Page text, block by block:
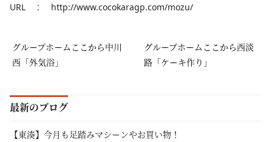
URL ： http://www.cocokaragp.com/mozu/
グループホームここから中川
西「外気浴」
グループホームここから西淡
路「ケーキ作り」
最新のブログ
【東湊】今月も足踏みマシーンやお買い物！